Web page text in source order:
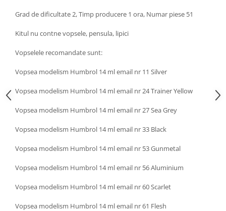
Grad de dificultate 2, Timp producere 1 ora, Numar piese 51
Kitul nu contne vopsele, pensula, lipici
Vopselele recomandate sunt:
Vopsea modelism Humbrol 14 ml email nr 11 Silver
Vopsea modelism Humbrol 14 ml email nr 24 Trainer Yellow
Vopsea modelism Humbrol 14 ml email nr 27 Sea Grey
Vopsea modelism Humbrol 14 ml email nr 33 Black
Vopsea modelism Humbrol 14 ml email nr 53 Gunmetal
Vopsea modelism Humbrol 14 ml email nr 56 Aluminium
Vopsea modelism Humbrol 14 ml email nr 60 Scarlet
Vopsea modelism Humbrol 14 ml email nr 61 Flesh